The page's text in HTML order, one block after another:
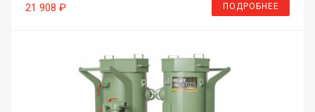
21 908 ₽ ПОДРОБНЕЕ